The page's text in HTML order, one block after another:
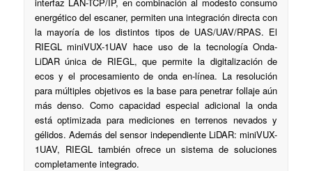
energético del escaner, permiten una integración directa con
la mayoría de los distintos tipos de UAS/UAV/RPAS. El
RIEGL miniVUX-1UAV hace uso de la tecnología Onda-
LiDAR única de RIEGL, que permite la digitalización de
ecos y el procesamiento de onda en-línea. La resolución
para múltiples objetivos es la base para penetrar follaje aún
más denso. Como capacidad especial adicional la onda
está optimizada para mediciones en terrenos nevados y
gélidos. Además del sensor independiente LiDAR: miniVUX-
1UAV, RIEGL también ofrece un sistema de soluciones
completamente integrado.